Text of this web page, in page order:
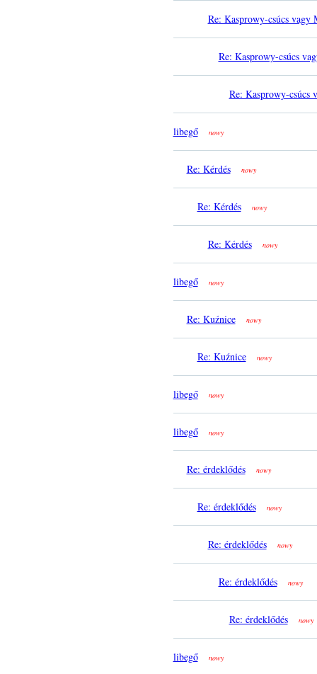
Re: Kasprowy-csúcs vagy
Re: Kasprowy-csúcs
Re: Kasprowy-csúcs
libegő nowy
Re: Kérdés nowy
Re: Kérdés nowy
Re: Kérdés nowy
libegő nowy
Re: Kuźnice nowy
Re: Kuźnice nowy
libegő nowy
libegő nowy
Re: érdeklődés nowy
Re: érdeklődés nowy
Re: érdeklődés nowy
Re: érdeklődés nowy
Re: érdeklődés nowy
libegő nowy